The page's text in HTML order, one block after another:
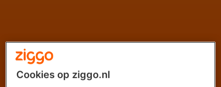
Cookies op ziggo.nl